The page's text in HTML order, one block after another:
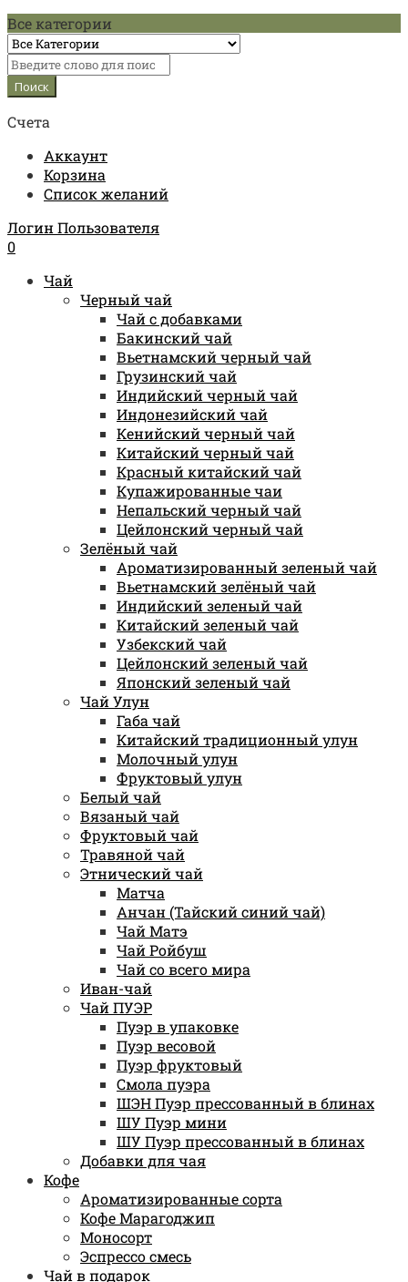
Все категории
Счета
Аккаунт
Корзина
Список желаний
Логин Пользователя
0
Чай
Черный чай
Чай с добавками
Бакинский чай
Вьетнамский черный чай
Грузинский чай
Индийский черный чай
Индонезийский чай
Кенийский черный чай
Китайский черный чай
Красный китайский чай
Купажированные чаи
Непальский черный чай
Цейлонский черный чай
Зелёный чай
Ароматизированный зеленый чай
Вьетнамский зелёный чай
Индийский зеленый чай
Китайский зеленый чай
Узбекский чай
Цейлонский зеленый чай
Японский зеленый чай
Чай Улун
Габа чай
Китайский традиционный улун
Молочный улун
Фруктовый улун
Белый чай
Вязаный чай
Фруктовый чай
Травяной чай
Этнический чай
Матча
Анчан (Тайский синий чай)
Чай Матэ
Чай Ройбуш
Чай со всего мира
Иван-чай
Чай ПУЭР
Пуэр в упаковке
Пуэр весовой
Пуэр фруктовый
Смола пуэра
ШЭН Пуэр прессованный в блинах
ШУ Пуэр мини
ШУ Пуэр прессованный в блинах
Добавки для чая
Кофе
Ароматизированные сорта
Кофе Марагоджип
Моносорт
Эспрессо смесь
Чай в подарок